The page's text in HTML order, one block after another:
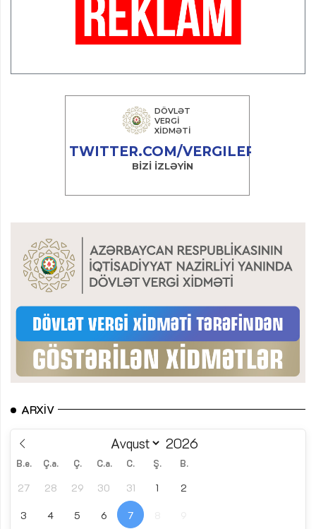
ARXIV
B.e. Ç.a. Ç. C.a. C. Ş. B.
27 28 29 30 31 1 2
3 4 5 6 7